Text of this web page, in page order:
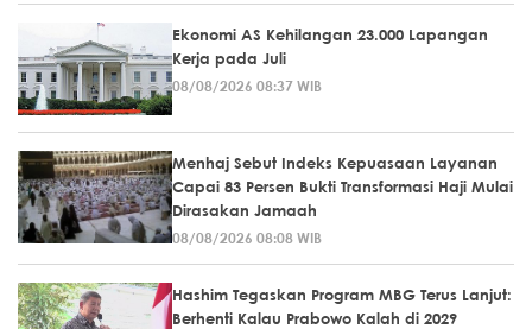
Ekonomi AS Kehilangan 23.000 Lapangan
Kerja pada Juli
08/08/2026 08:37 WIB
Menhaj Sebut Indeks Kepuasaan Layanan
Capai 83 Persen Bukti Transformasi Haji Mulai
Dirasakan Jamaah
08/08/2026 08:08 WIB
Hashim Tegaskan Program MBG Terus Lanjut:
Berhenti Kalau Prabowo Kalah di 2029